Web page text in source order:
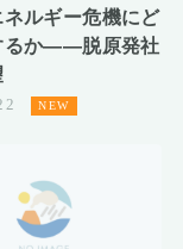
ルギー危機にど
るか――脱原発社